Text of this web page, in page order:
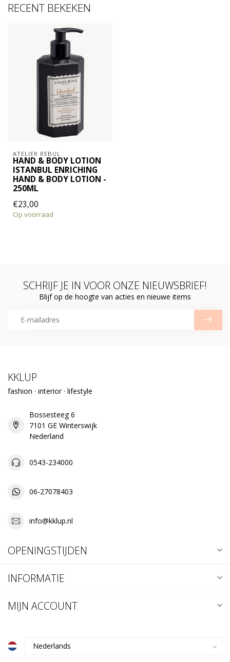
RECENT BEKEKEN
ATELIER REBUL
HAND & BODY LOTION
ISTANBUL ENRICHING
HAND & BODY LOTION -
250ML
€23,00
Op voorraad
SCHRIJF JE IN VOOR ONZE NIEUWSBRIEF!
Blijf op de hoogte van acties en nieuwe items
KKLUP
fashion · interior · lifestyle
Bossesteeg 6
7101 GE Winterswijk
Nederland
0543-234000
06-27078403
info@kklup.nl
OPENINGSTIJDEN
INFORMATIE
MIJN ACCOUNT